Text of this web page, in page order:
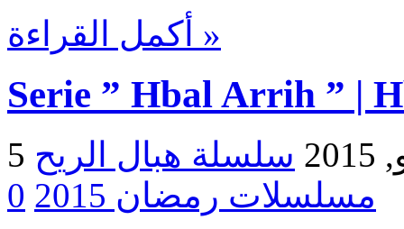
أكمل القراءة »
Serie ” Hbal Arrih ” |
مسلسلات رمضان 2015
0